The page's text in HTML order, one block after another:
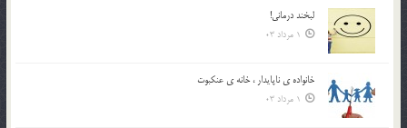
لبخند درمانى!
1 مرداد 03
خانواده ي ناپايدار ، خانه ي عنکبوت
1 مرداد 03